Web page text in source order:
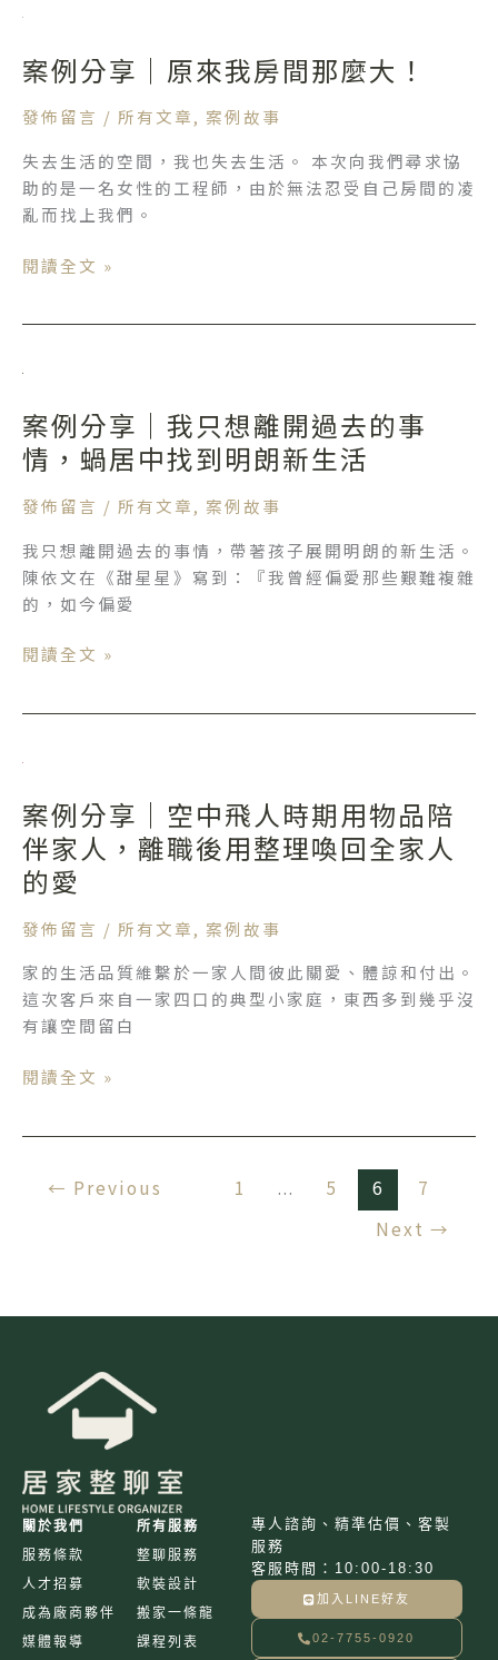
封
的
情
感！
案例分享｜原來我房間那麼大！
發佈留言 / 所有文章, 案例故事
失去生活的空間，我也失去生活。 本次向我們尋求協
助的是一名女性的工程師，由於無法忍受自己房間的凌
亂而找上我們。
案
分
｜
來
我
房
間
那
閱讀全文 »
案例分享｜我只想離開過去的事
情，蝸居中找到明朗新生活
發佈留言 / 所有文章, 案例故事
我只想離開過去的事情，帶著孩子展開明朗的新生活。
陳依文在《甜星星》寫到：『我曾經偏愛那些艱難複雜
的，如今偏愛
案
分
享
｜
我
想
離
開
去
事
蝸
中
找
到
朗
生
活
閱讀全文 »
案例分享｜空中飛人時期用物品陪
伴家人，離職後用整理喚回全家人
的愛
發佈留言 / 所有文章, 案例故事
家的生活品質維繫於一家人間彼此關愛、體諒和付出。
這次客戶來自一家四口的典型小家庭，東西多到幾乎沒
有讓空間留白
案
分
享
｜
空
中
人
時
期
物
陪
用
家
人
的
愛
閱讀全文 »
← Previous 1 ... 5 6
7
Next →
關於我們
服務條款
人才招募
成為廠商夥伴
媒體報導
所有服務
整聊服務
軟裝設計
搬家一條龍
課程列表
專人諮詢、精準估價、客製
服務
客服時間：10:00-18:30
加入LINE好友
02-7755-0920